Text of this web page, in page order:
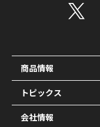
商品情報
トピックス
会社情報